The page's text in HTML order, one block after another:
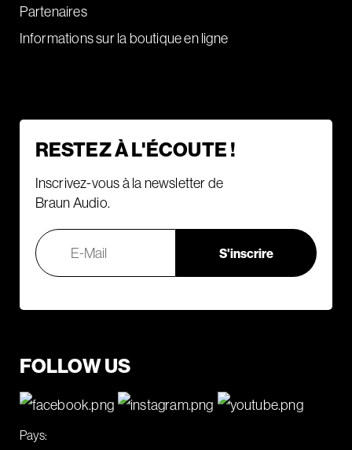
Partenaires
Informations sur la boutique en ligne
RESTEZ À L'ÉCOUTE !
Inscrivez-vous à la newsletter de
Braun Audio.
FOLLOW US
Pays: